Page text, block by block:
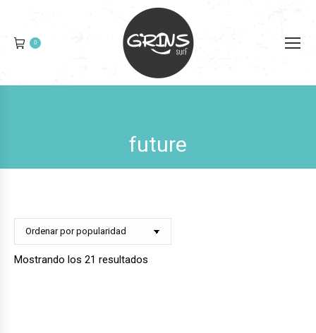
0
future
Mostrando los 21 resultados